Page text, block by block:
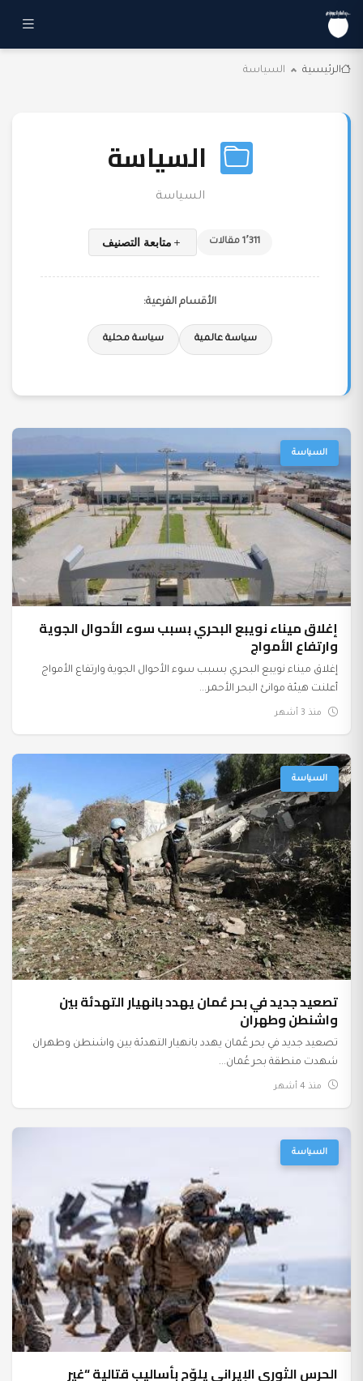
الرئيسية السياسة
السياسة
السياسة
1٬311 مقالات متابعة التصنيف
الأقسام الفرعية:
سياسة عالمية سياسة محلية
السياسة
إغلاق ميناء نويبع البحري بسبب سوء الأحوال الجوية
وارتفاع الأمواج
إغلاق ميناء نويبع البحري بسبب سوء الأحوال الجوية وارتفاع الأمواج
أعلنت هيئة موانئ البحر الأحمر...
منذ 3 أشهر
السياسة
تصعيد جديد في بحر عُمان يهدد بانهيار التهدئة بين
واشنطن وطهران
تصعيد جديد في بحر عُمان يهدد بانهيار التهدئة بين واشنطن وطهران
شهدت منطقة بحر عُمان...
منذ 4 أشهر
السياسة
الحرس الثوري الإيراني يلوّح بأساليب قتالية “غير